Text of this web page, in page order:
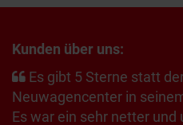
Kunden über uns:
Es gibt 5 Sterne statt
Neuwagencenter in
Es war ein sehr netter